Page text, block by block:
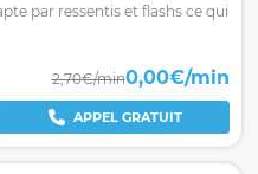
par ressentis et flashs ce qui
2,70€/min0,00€/min
APPEL GRATUIT